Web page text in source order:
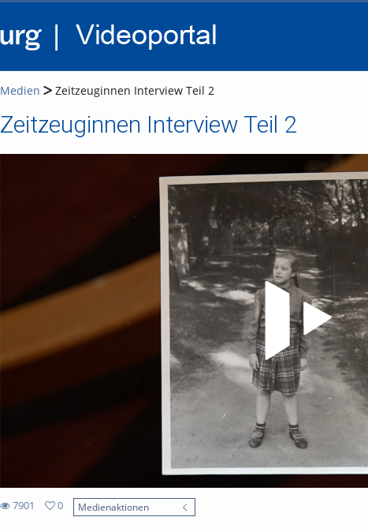
Medien Zeitzeuginnen Interview Teil 2
Zeitzeuginnen Interview Teil 2
7901
0
Medienaktionen